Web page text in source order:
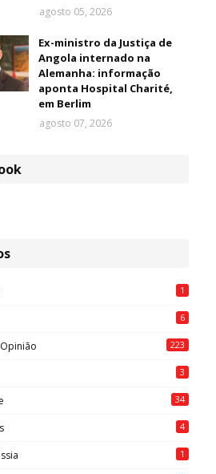
agosto 05, 2026
Ex-ministro da Justiça de
Angola internado na
Alemanha: informação
aponta Hospital Charité,
em Berlim
agosto 07, 2026
1
6
223
3
34
4
1